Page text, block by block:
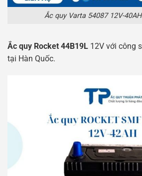
Ắc quy Varta 54087 12V-
Ắc quy Rocket 44B19L 12V với công
tại Hàn Quốc.